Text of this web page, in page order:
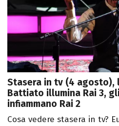
Stasera in tv (4 agosto),
Battiato illumina Rai 3,
infiammano Rai 2
Cosa vedere stasera in tv?